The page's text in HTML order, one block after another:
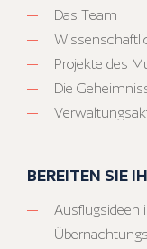
Das Team
Projekte des
Die
BEREITEN SIE
Ausflugsideen